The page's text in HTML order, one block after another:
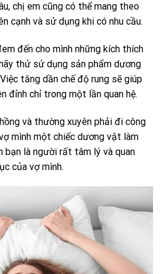
chị em cũng có thể mang theo
cạnh và sử dụng khi có nhu cầu.
đến cho mình những kích thích
thử sử dụng sản phẩm dương
tăng dần chế độ rung sẽ giúp
đỉnh chỉ trong một lần quan hệ.
và thường xuyên phải đi công
mình một chiếc dương vật làm
bạn là người rất tâm lý và quan
của vợ mình.